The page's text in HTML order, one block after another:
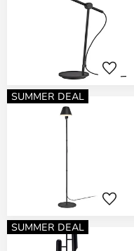
SUMMER DEAL
SUMMER DEAL